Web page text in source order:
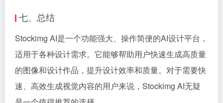
七、总结
Stockimg AI是一个功能强大、操作简便的AI设计平台，
适用于各种设计需求。它能够帮助用户快速生成高质量
的图像和设计作品，提升设计效率和质量。对于需要快
速、高效生成视觉内容的用户来说，Stockimg AI无疑